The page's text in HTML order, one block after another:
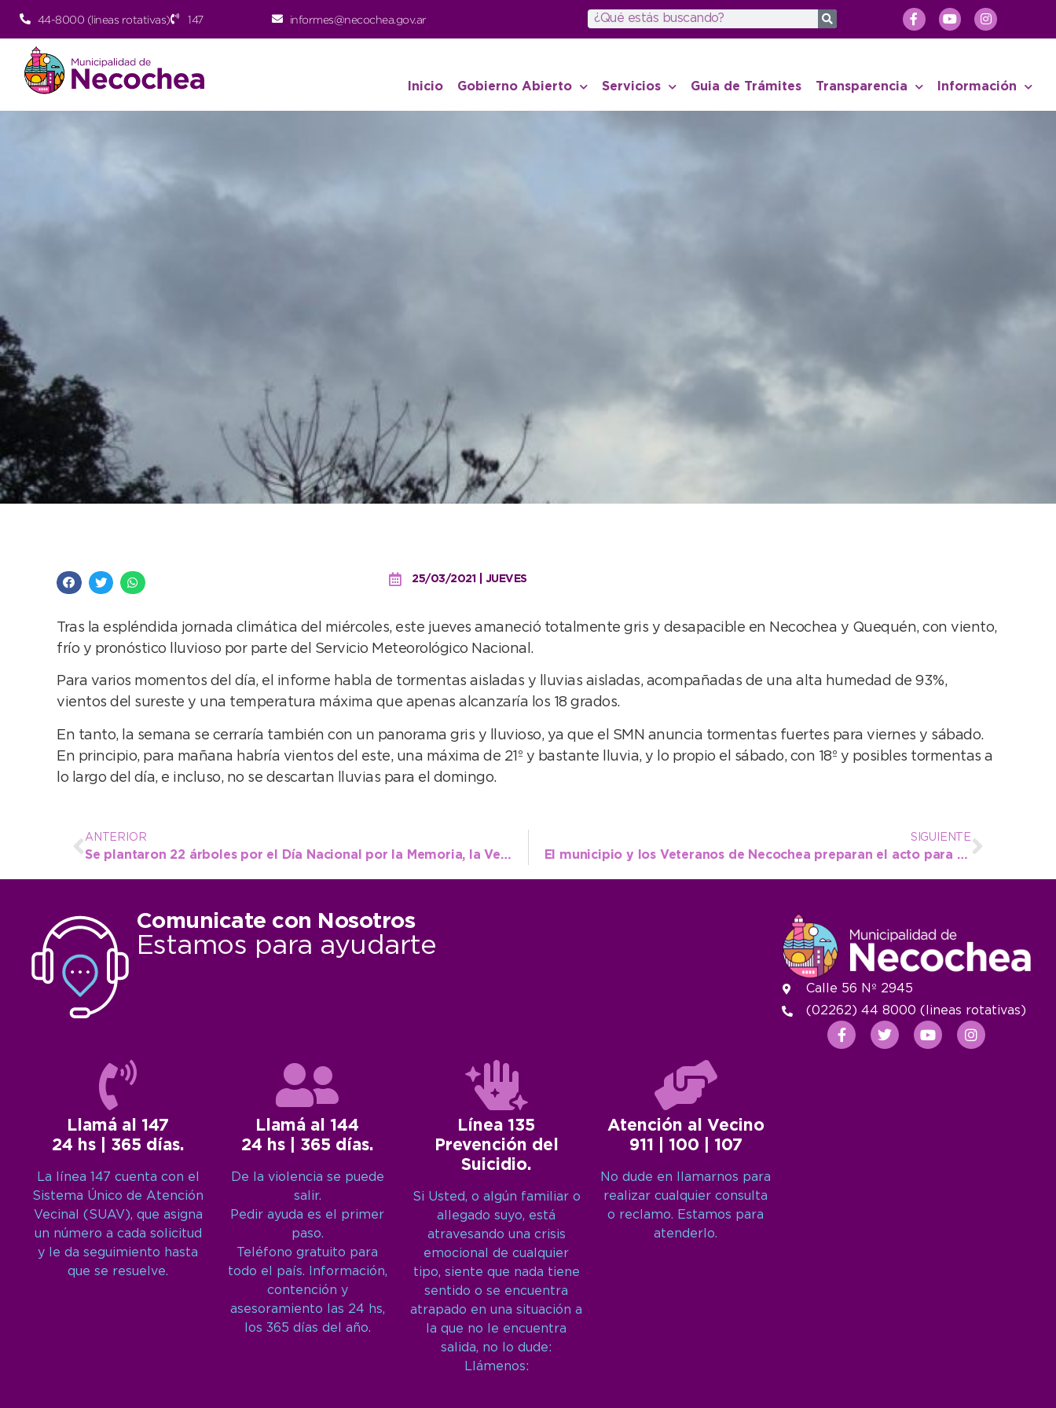
44-8000 (lineas rotativas) 147 informes@necochea.gov.ar
Inicio Gobierno Abierto Servicios Guia de Trámites Transparencia Información
25/03/2021 | JUEVES
Tras la espléndida jornada climática del miércoles, este jueves amaneció totalmente gris y desapacible en Necochea y Quequén, con viento,
frío y pronóstico lluvioso por parte del Servicio Meteorológico Nacional.
Para varios momentos del día, el informe habla de tormentas aisladas y lluvias aisladas, acompañadas de una alta humedad de 93%,
vientos del sureste y una temperatura máxima que apenas alcanzaría los 18 grados.
En tanto, la semana se cerraría también con un panorama gris y lluvioso, ya que el SMN anuncia tormentas fuertes para viernes y sábado.
En principio, para mañana habría vientos del este, una máxima de 21º y bastante lluvia, y lo propio el sábado, con 18º y posibles tormentas a
lo largo del día, e incluso, no se descartan lluvias para el domingo.
ANTERIOR
Se plantaron 22 árboles por el Día Nacional por la Memoria, la Verdad y la Justicia
SIGUIENTE
El municipio y los Veteranos de Necochea preparan el acto para el 2 de abril
Comunicate con Nosotros
Estamos para ayudarte
Llamá al 147
24 hs | 365 días.
La línea 147 cuenta con el
Sistema Único de Atención
Vecinal (SUAV), que asigna
un número a cada solicitud
y le da seguimiento hasta
que se resuelve.
Llamá al 144
24 hs | 365 días.
De la violencia se puede
salir.
Pedir ayuda es el primer
paso.
Teléfono gratuito para
todo el país. Información,
contención y
asesoramiento las 24 hs,
los 365 días del año.
Línea 135
Prevención del
Suicidio.
Si Usted, o algún familiar o
allegado suyo, está
atravesando una crisis
emocional de cualquier
tipo, siente que nada tiene
sentido o se encuentra
atrapado en una situación a
la que no le encuentra
salida, no lo dude:
Llámenos:
Atención al Vecino
911 | 100 | 107
No dude en llamarnos para
realizar cualquier consulta
o reclamo. Estamos para
atenderlo.
Calle 56 Nº 2945
(02262) 44 8000 (lineas rotativas)